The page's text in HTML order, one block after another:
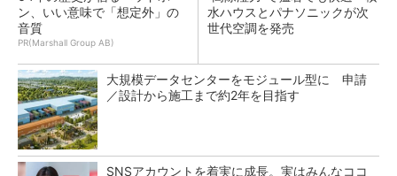
ン、いい意味で「想定外」の
音質
PR(Marshall Group AB)
水ハウスとパナソニックが次
世代空調を発売
大規模データセンターをモジュール型に 申請
／設計から施工まで約2年を目指す
SNSアカウントを着実に成長。実はみんなココ